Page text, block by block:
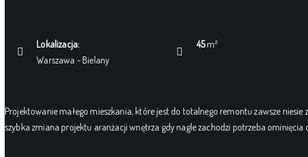
Lokalizacja:
Warszawa - Bielany
45m²
Projektowanie małego mieszkania, które jest do totalnego remontu zawsze
szybka zmiana projektu aranżacji wnętrza gdy nagle zachodzi potrzeba ominięcia